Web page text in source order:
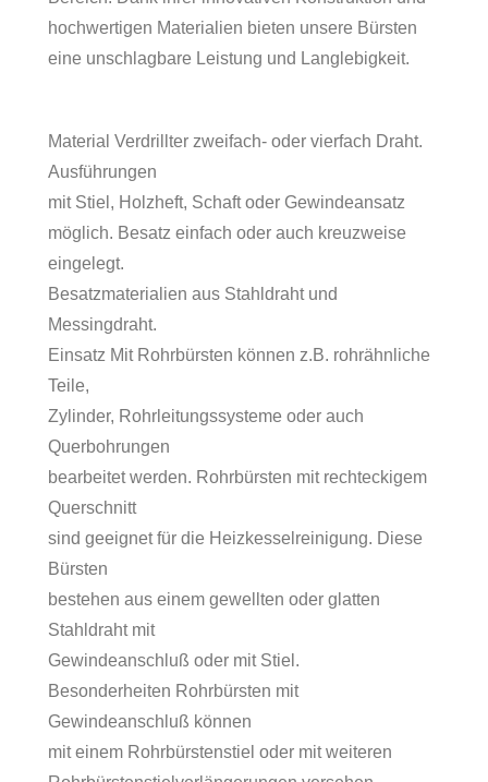
hochwertigen Materialien bieten unsere Bürsten
eine unschlagbare Leistung und Langlebigkeit.
Material Verdrillter zweifach- oder vierfach Draht.
Ausführungen
mit Stiel, Holzheft, Schaft oder Gewindeansatz
möglich. Besatz einfach oder auch kreuzweise
eingelegt.
Besatzmaterialien aus Stahldraht und
Messingdraht.
Einsatz Mit Rohrbürsten können z.B. rohrähnliche
Teile,
Zylinder, Rohrleitungssysteme oder auch
Querbohrungen
bearbeitet werden. Rohrbürsten mit rechteckigem
Querschnitt
sind geeignet für die Heizkesselreinigung. Diese
Bürsten
bestehen aus einem gewellten oder glatten
Stahldraht mit
Gewindeanschluß oder mit Stiel.
Besonderheiten Rohrbürsten mit
Gewindeanschluß können
mit einem Rohrbürstenstiel oder mit weiteren